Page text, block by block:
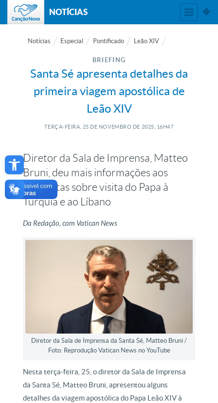
Open toolbar
NOTÍCIAS
Notícias Especial Pontificado Leão XIV
BRIEFING
Santa Sé apresenta detalhes da
primeira viagem apostólica de
Leão XIV
TERÇA-FEIRA, 25 DE NOVEMBRO DE 2025, 16H47
Diretor da Sala de Imprensa, Matteo
Bruni, deu mais informações aos
jornalistas sobre visita do Papa à
Turquia e ao Líbano
Da Redação, com Vatican News
Diretor da Sala de Imprensa da Santa Sé, Matteo Bruni /
Foto: Reprodução Vatican News no YouTube
Nesta terça-feira, 25, o diretor da Sala de Imprensa
da Santa Sé, Matteo Bruni, apresentou alguns
detalhes da viagem apostólica do Papa Leão XIV à